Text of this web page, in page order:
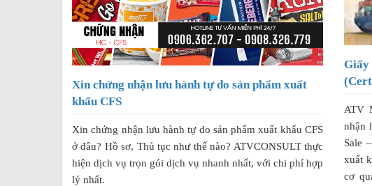
Xin chứng nhận lưu hành tự do sản phẩm xuất
khẩu CFS
Xin chứng nhận lưu hành tự do sản phẩm xuất khẩu CFS
ở đâu? Hồ sơ, Thủ tục như thế nào? ATVCONSULT thực
hiện dịch vụ trọn gói dịch vụ nhanh nhất, với chi phí hợp
lý nhất.
Giấy
ATV
nhận
Sale
xuất
cơ